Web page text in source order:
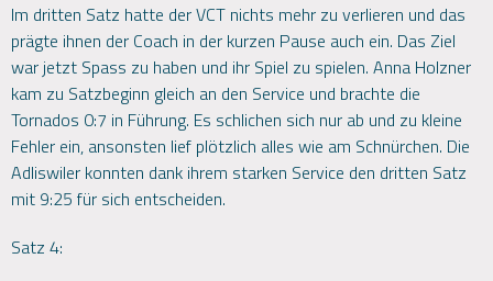
Im dritten Satz hatte der VCT nichts mehr zu verlieren und das
prägte ihnen der Coach in der kurzen Pause auch ein. Das Ziel
war jetzt Spass zu haben und ihr Spiel zu spielen. Anna Holzner
kam zu Satzbeginn gleich an den Service und brachte die
Tornados 0:7 in Führung. Es schlichen sich nur ab und zu kleine
Fehler ein, ansonsten lief plötzlich alles wie am Schnürchen. Die
Adliswiler konnten dank ihrem starken Service den dritten Satz
mit 9:25 für sich entscheiden.
Satz 4: